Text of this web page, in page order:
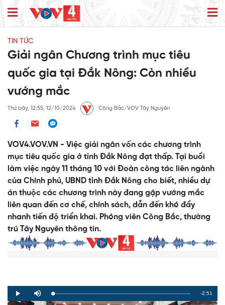
TIN TỨC
Giải ngân Chương trình mục tiêu
quốc gia tại Đắk Nông: Còn nhiều
vướng mắc
Thứ bảy, 12:55, 12/10/2024 Công Bắc/VOV Tây Nguyên
VOV4.VOV.VN - Việc giải ngân vốn các chương trình
mục tiêu quốc gia ở tỉnh Đắk Nông đạt thấp. Tại buổi
làm việc ngày 11 tháng 10 với Đoàn công tác liên ngành
của Chính phủ, UBND tỉnh Đắk Nông cho biết, nhiều dự
án thuộc các chương trình này đang gặp vướng mắc
liên quan đến cơ chế, chính sách, dẫn đến khó đẩy
nhanh tiến độ triển khai. Phóng viên Công Bắc, thường
trú Tây Nguyên thông tin.
Play Mute Loaded:
0%
Progress:
0%
Remaining
-2:51